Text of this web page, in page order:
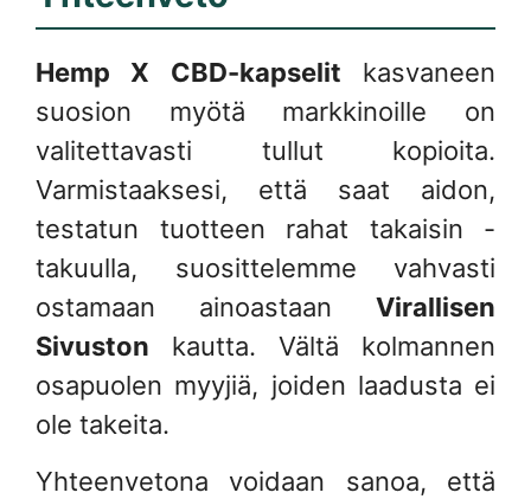
Hemp X CBD-kapselit kasvaneen
suosion myötä markkinoille on
valitettavasti tullut kopioita.
Varmistaaksesi, että saat aidon,
testatun tuotteen rahat takaisin -
takuulla, suosittelemme vahvasti
ostamaan ainoastaan Virallisen
Sivuston kautta. Vältä kolmannen
osapuolen myyjiä, joiden laadusta ei
ole takeita.
Yhteenvetona voidaan sanoa, että